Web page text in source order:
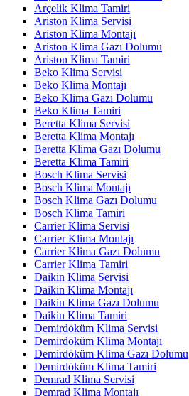
Arçelik Klima Tamiri
Ariston Klima Servisi
Ariston Klima Montajı
Ariston Klima Gazı Dolumu
Ariston Klima Tamiri
Beko Klima Servisi
Beko Klima Montajı
Beko Klima Gazı Dolumu
Beko Klima Tamiri
Beretta Klima Servisi
Beretta Klima Montajı
Beretta Klima Gazı Dolumu
Beretta Klima Tamiri
Bosch Klima Servisi
Bosch Klima Montajı
Bosch Klima Gazı Dolumu
Bosch Klima Tamiri
Carrier Klima Servisi
Carrier Klima Montajı
Carrier Klima Gazı Dolumu
Carrier Klima Tamiri
Daikin Klima Servisi
Daikin Klima Montajı
Daikin Klima Gazı Dolumu
Daikin Klima Tamiri
Demirdöküm Klima Servisi
Demirdöküm Klima Montajı
Demirdöküm Klima Gazı Dolumu
Demirdöküm Klima Tamiri
Demrad Klima Servisi
Demrad Klima Montajı